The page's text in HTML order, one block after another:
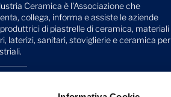
Ceramica è l'Associazione che
collega, informa e assiste le aziende
di piastrelle di ceramica, materiali
laterizi, sanitari, stoviglierie e ceramica per
(MO) - Italy